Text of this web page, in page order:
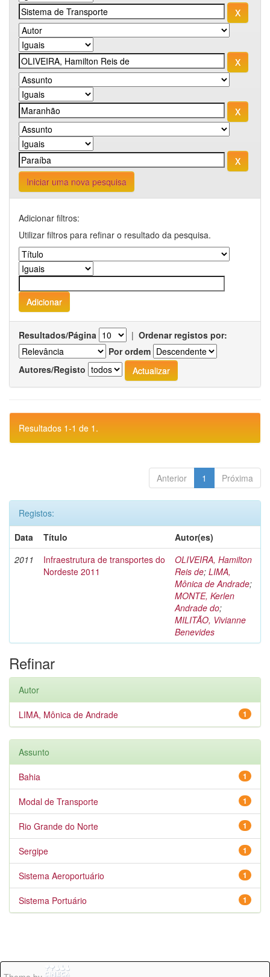
Iniciar uma nova pesquisa
Adicionar filtros:
Utilizar filtros para refinar o resultado da pesquisa.
Resultados/Página | Ordenar registos por:
Por ordem
Autores/Registo
Resultados 1-1 de 1.
Anterior 1 Próxima
Registos:
Data
Título
Autor(es)
2011
Infraestrutura de transportes do
Nordeste 2011
OLIVEIRA, Hamilton
Reis de; LIMA,
Mônica de Andrade;
MONTE, Kerlen
Andrade do;
MILITÃO, Vivianne
Benevides
Refinar
Autor
1
LIMA, Mônica de Andrade
Assunto
1
Bahia
1
Modal de Transporte
1
Rio Grande do Norte
1
Sergipe
1
Sistema Aeroportuário
1
Sistema Portuário